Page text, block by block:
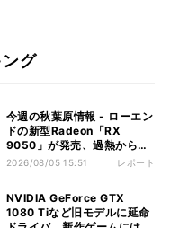
グ
今週の秋葉原情報 - ローエン
ドの新型Radeon「RX
9050」が発売、過熱から守
れる電源ケーブルも
2026/08/05 15:51 レポート
NVIDIA GeForce GTX
1080 Tiなど旧モデルに延命